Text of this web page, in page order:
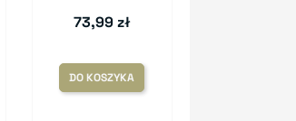
73,99 zł
DO KOSZYKA